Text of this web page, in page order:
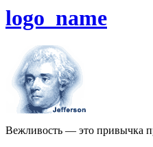
logo_name
Вежливость — это привычка